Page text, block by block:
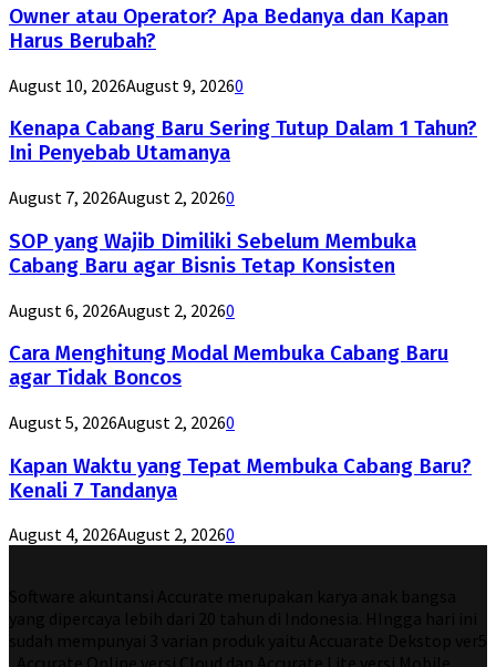
Owner atau Operator? Apa Bedanya dan Kapan
Harus Berubah?
August 10, 2026August 9, 20260
Kenapa Cabang Baru Sering Tutup Dalam 1 Tahun?
Ini Penyebab Utamanya
August 7, 2026August 2, 20260
SOP yang Wajib Dimiliki Sebelum Membuka
Cabang Baru agar Bisnis Tetap Konsisten
August 6, 2026August 2, 20260
Cara Menghitung Modal Membuka Cabang Baru
agar Tidak Boncos
August 5, 2026August 2, 20260
Kapan Waktu yang Tepat Membuka Cabang Baru?
Kenali 7 Tandanya
August 4, 2026August 2, 20260